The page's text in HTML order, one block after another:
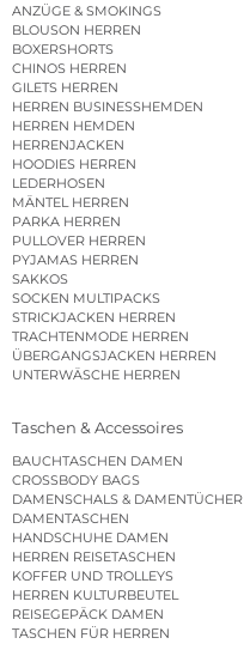
ANZÜGE & SMOKINGS
BLOUSON HERREN
BOXERSHORTS
CHINOS HERREN
GILETS HERREN
HERREN BUSINESSHEMDEN
HERREN HEMDEN
HERRENJACKEN
HOODIES HERREN
LEDERHOSEN
MÄNTEL HERREN
PARKA HERREN
PULLOVER HERREN
PYJAMAS HERREN
SAKKOS
SOCKEN MULTIPACKS
STRICKJACKEN HERREN
TRACHTENMODE HERREN
ÜBERGANGSJACKEN HERREN
UNTERWÄSCHE HERREN
Taschen & Accessoires
BAUCHTASCHEN DAMEN
CROSSBODY BAGS
DAMENSCHALS & DAMENTÜCHER
DAMENTASCHEN
HANDSCHUHE DAMEN
HERREN REISETASCHEN
KOFFER UND TROLLEYS
HERREN KULTURBEUTEL
REISEGEPÄCK DAMEN
TASCHEN FÜR HERREN